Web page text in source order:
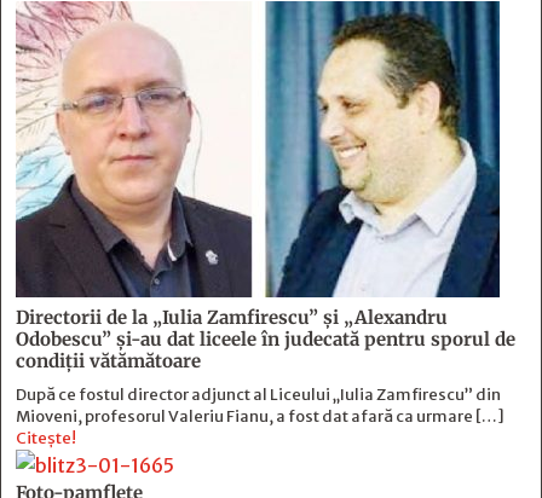
Directorii de la „Iulia Zamfirescu” și „Alexandru
Odobescu” și-au dat liceele în judecată pentru sporul de
condiții vătămătoare
După ce fostul director adjunct al Liceului „Iulia Zamfirescu” din
Mioveni, profesorul Valeriu Fianu, a fost dat afară ca urmare […]
Citește!
Foto-pamflete